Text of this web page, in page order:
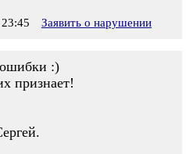
Заявить о нарушении
:)
признает!